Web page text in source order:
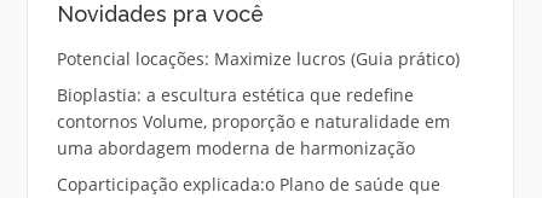
Novidades pra você
Potencial locações: Maximize lucros (Guia prático)
Bioplastia: a escultura estética que redefine
contornos Volume, proporção e naturalidade em
uma abordagem moderna de harmonização
Coparticipação explicada:o Plano de saúde que